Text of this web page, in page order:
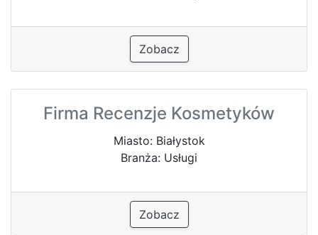
Zobacz
Firma Recenzje Kosmetyków
Miasto: Białystok
Branża: Usługi
Zobacz